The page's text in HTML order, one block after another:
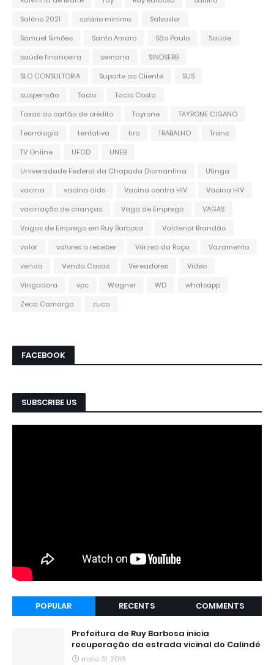
Salário 2021
salário minimo
Salvador
Samuel Simões
Santo Amaro São Paulo
Saúde
saúde financeira
semana
SINDSERB
SLO CONSULTORIA
Suporte ao Cliente
SUS
suspensão
Tacio
Tacio Costa
Taxas do cartão de crédito
Tayrone
TAYRONE CIGANO
Tecnología
tentativa tiro TRABALHO
Trans
TV Online
UFCD
UNEB
Universidade Federal da Chapada Diamantina
Utinga
vacina
vacina aids Vacina contra HIV
Vacina HIV
vacinação de crianças
Vaga de Emprego
VAGAS
Vagas de Emprego em Ruy Barbosa
Valdenor Brandão
valor
valores a receber Várzea da Roça
Vazamento
venda
Venda Casas Vereadores
Vídeo
Vingadora
vpc Wagner WD
whatsapp
Zeca Camargo
zuca
FACEBOOK
SUBSCRIBE US
POPULAR RECENTS COMMENTS
Prefeitura de Ruy Barbosa inicia
recuperação da estrada vicinal do Calindé
maio 31, 2016